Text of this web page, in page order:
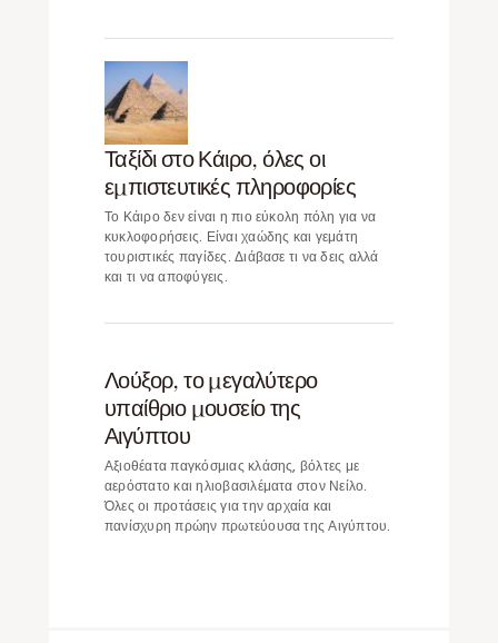
Ταξίδι στο Κάιρο, όλες οι
εμπιστευτικές πληροφορίες
Το Κάιρο δεν είναι η πιο εύκολη πόλη για να
κυκλοφορήσεις. Είναι χαώδης και γεμάτη
τουριστικές παγίδες. Διάβασε τι να δεις αλλά
και τι να αποφύγεις.
Λούξορ, το μεγαλύτερο
υπαίθριο μουσείο της
Αιγύπτου
Αξιοθέατα παγκόσμιας κλάσης, βόλτες με
αερόστατο και ηλιοβασιλέματα στον Νείλο.
Όλες οι προτάσεις για την αρχαία και
πανίσχυρη πρώην πρωτεύουσα της Αιγύπτου.